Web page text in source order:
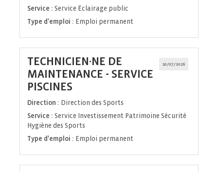
Service : Service Éclairage public
Type d'emploi : Emploi permanent
10/07/2026
TECHNICIEN·NE DE
MAINTENANCE - SERVICE
PISCINES
fenêtre)
Direction : Direction des Sports
Service : Service Investissement Patrimoine Sécurité
Hygiène des Sports
Type d'emploi : Emploi permanent